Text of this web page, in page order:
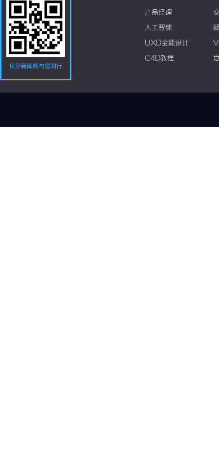
贝尔新闻网与您同行
产品经理
人工智能
UXD全能设计
C4D教程